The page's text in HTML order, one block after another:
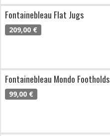
Fontainebleau Flat Jugs
209,00 €
Fontainebleau Mondo Footholds
99,00 €